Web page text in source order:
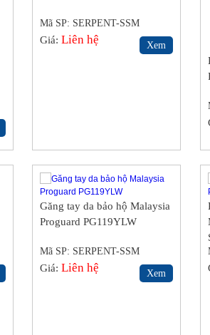
Mã SP: SERPENT-SSM
Giá:Liên hệ Xem
Găng tay da bảo hộ Malaysia
Proguard PG119YLW
Mã SP: SERPENT-SSM
Giá:Liên hệ Xem